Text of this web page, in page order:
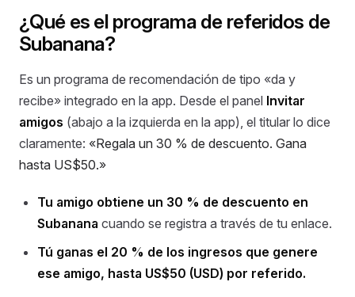
¿Qué es el programa de referidos de
Subanana?
Es un programa de recomendación de tipo «da y
recibe» integrado en la app. Desde el panel Invitar
amigos (abajo a la izquierda en la app), el titular lo dice
claramente: «Regala un 30 % de descuento. Gana
hasta US$50.»
Tu amigo obtiene un 30 % de descuento en
Subanana cuando se registra a través de tu enlace.
Tú ganas el 20 % de los ingresos que genere
ese amigo, hasta US$50 (USD) por referido.